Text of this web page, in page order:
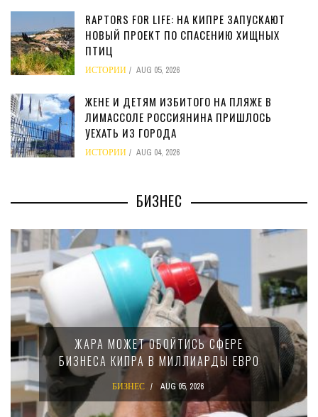
RAPTORS FOR LIFE: НА КИПРЕ ЗАПУСКАЮТ
НОВЫЙ ПРОЕКТ ПО СПАСЕНИЮ ХИЩНЫХ
ПТИЦ
ИСТОРИИ AUG 05, 2026
ЖЕНЕ И ДЕТЯМ ИЗБИТОГО НА ПЛЯЖЕ В
ЛИМАССОЛЕ РОССИЯНИНА ПРИШЛОСЬ
УЕХАТЬ ИЗ ГОРОДА
ИСТОРИИ AUG 04, 2026
БИЗНЕС
ЖАРА МОЖЕТ ОБОЙТИСЬ СФЕРЕ
БИЗНЕСА КИПРА В МИЛЛИАРДЫ ЕВРО
БИЗНЕС AUG 05, 2026